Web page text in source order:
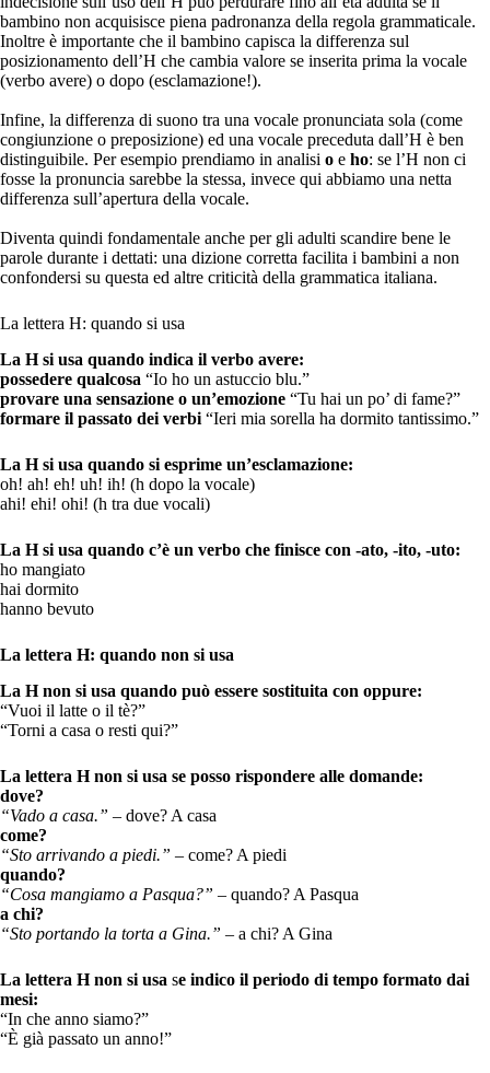
bambino non acquisisce piena padronanza della regola grammaticale.
Inoltre è importante che il bambino capisca la differenza sul
posizionamento dell’H che cambia valore se inserita prima la vocale
(verbo avere) o dopo (esclamazione!).
Infine, la differenza di suono tra una vocale pronunciata sola (come
congiunzione o preposizione) ed una vocale preceduta dall’H è ben
distinguibile. Per esempio prendiamo in analisi o e ho: se l’H non ci
fosse la pronuncia sarebbe la stessa, invece qui abbiamo una netta
differenza sull’apertura della vocale.
Diventa quindi fondamentale anche per gli adulti scandire bene le
parole durante i dettati: una dizione corretta facilita i bambini a non
confondersi su questa ed altre criticità della grammatica italiana.
La lettera H: quando si usa
La H si usa quando indica il verbo avere:
possedere qualcosa “Io ho un astuccio blu.”
provare una sensazione o un’emozione “Tu hai un po’ di fame?”
formare il passato dei verbi “Ieri mia sorella ha dormito tantissimo.”
La H si usa quando si esprime un’esclamazione:
oh! ah! eh! uh! ih! (h dopo la vocale)
ahi! ehi! ohi! (h tra due vocali)
La H si usa quando c’è un verbo che finisce con -ato, -ito, -uto:
ho mangiato
hai dormito
hanno bevuto
La lettera H: quando non si usa
La H non si usa quando può essere sostituita con oppure:
“Vuoi il latte o il tè?”
“Torni a casa o resti qui?”
La lettera H non si usa se posso rispondere alle domande:
dove?
“Vado a casa.” – dove? A casa
come?
“Sto arrivando a piedi.” – come? A piedi
quando?
“Cosa mangiamo a Pasqua?” – quando? A Pasqua
a chi?
“Sto portando la torta a Gina.” – a chi? A Gina
La lettera H non si usa se indico il periodo di tempo formato dai
mesi:
“In che anno siamo?”
“È già passato un anno!”